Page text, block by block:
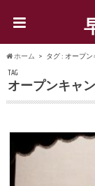
ホーム タグ : オープン
TAG
オープンキャ